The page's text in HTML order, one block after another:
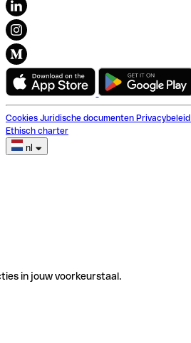
Cookies Juridische documenten Privacybeleid
Ethisch charter
nl
in jouw voorkeurstaal.